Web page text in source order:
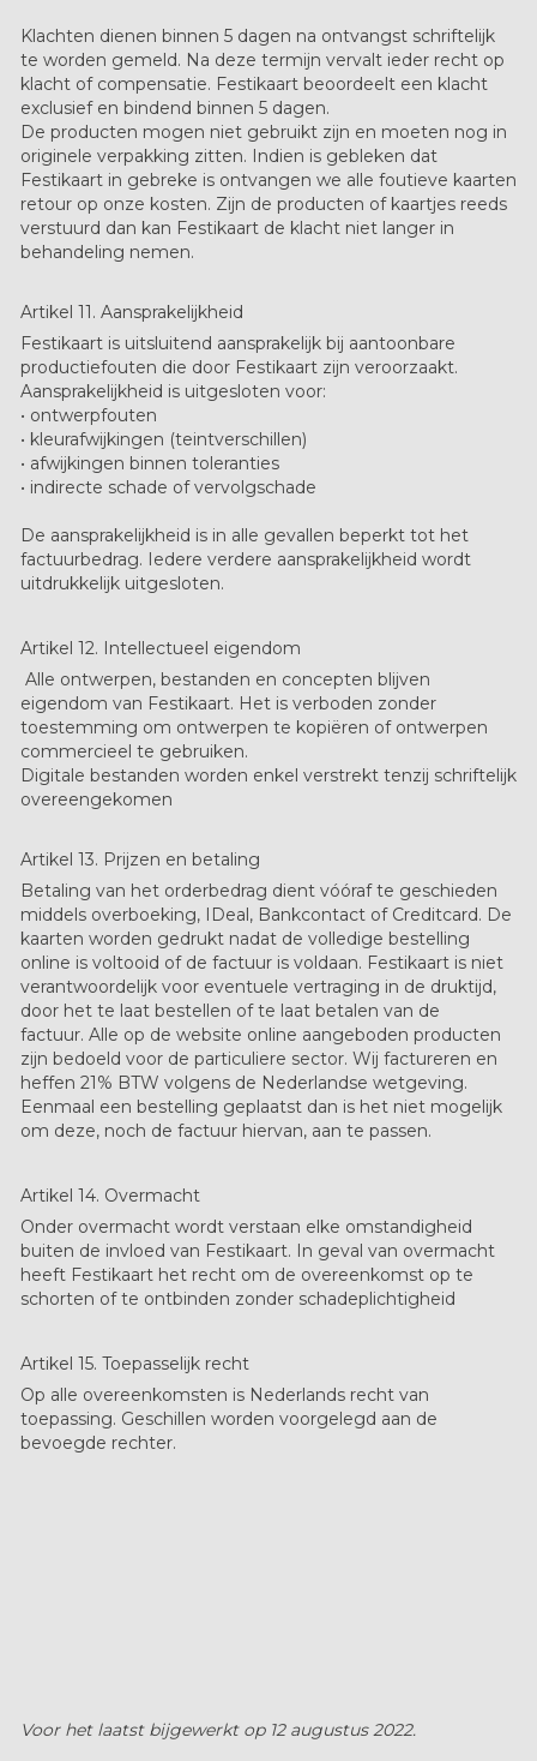
Klachten dienen binnen 5 dagen na ontvangst schriftelijk
te worden gemeld. Na deze termijn vervalt ieder recht op
klacht of compensatie. Festikaart beoordeelt een klacht
exclusief en bindend binnen 5 dagen.
De producten mogen niet gebruikt zijn en moeten nog in
originele verpakking zitten. Indien is gebleken dat
Festikaart in gebreke is ontvangen we alle foutieve kaarten
retour op onze kosten. Zijn de producten of kaartjes reeds
verstuurd dan kan Festikaart de klacht niet langer in
behandeling nemen.
Artikel 11. Aansprakelijkheid
Festikaart is uitsluitend aansprakelijk bij aantoonbare
productiefouten die door Festikaart zijn veroorzaakt.
Aansprakelijkheid is uitgesloten voor:
• ontwerpfouten
• kleurafwijkingen (teintverschillen)
• afwijkingen binnen toleranties
• indirecte schade of vervolgschade
De aansprakelijkheid is in alle gevallen beperkt tot het
factuurbedrag. Iedere verdere aansprakelijkheid wordt
uitdrukkelijk uitgesloten.
Artikel 12. Intellectueel eigendom
Alle ontwerpen, bestanden en concepten blijven
eigendom van Festikaart. Het is verboden zonder
toestemming om ontwerpen te kopiëren of ontwerpen
commercieel te gebruiken.
Digitale bestanden worden enkel verstrekt tenzij schriftelijk
overeengekomen
Artikel 13. Prijzen en betaling
Betaling van het orderbedrag dient vóóraf te geschieden
middels overboeking, IDeal, Bankcontact of Creditcard. De
kaarten worden gedrukt nadat de volledige bestelling
online is voltooid of de factuur is voldaan. Festikaart is niet
verantwoordelijk voor eventuele vertraging in de druktijd,
door het te laat bestellen of te laat betalen van de
factuur. Alle op de website online aangeboden producten
zijn bedoeld voor de particuliere sector. Wij factureren en
heffen 21% BTW volgens de Nederlandse wetgeving.
Eenmaal een bestelling geplaatst dan is het niet mogelijk
om deze, noch de factuur hiervan, aan te passen.
Artikel 14. Overmacht
Onder overmacht wordt verstaan elke omstandigheid
buiten de invloed van Festikaart. In geval van overmacht
heeft Festikaart het recht om de overeenkomst op te
schorten of te ontbinden zonder schadeplichtigheid
Artikel 15. Toepasselijk recht
Op alle overeenkomsten is Nederlands recht van
toepassing. Geschillen worden voorgelegd aan de
bevoegde rechter.
Voor het laatst bijgewerkt op 12 augustus 2022.